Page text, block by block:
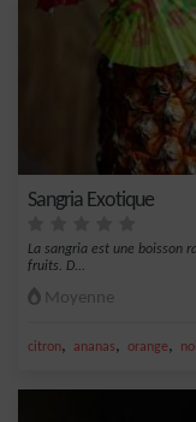
Sangria Exotique
La sangria est une boisson
fruits. D...
Moyenne
citron, ananas, orange,